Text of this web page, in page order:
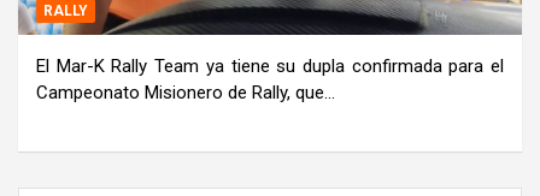
RALLY
El Mar-K Rally Team ya tiene su dupla confirmada para el
Campeonato Misionero de Rally, que…